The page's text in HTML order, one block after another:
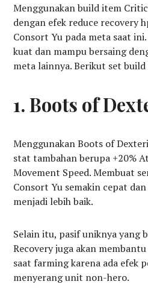
Menggunakan build item
dengan efek reduce recovery
Consort Yu pada meta saat
kuat dan mampu bersaing
meta lainnya. Berikut set
1. Boots of
Menggunakan Boots of
stat tambahan berupa +20%
Movement Speed. Membuat
Consort Yu semakin cepat
menjadi lebih baik.
Selain itu, pasif uniknya yang
Recovery juga akan
saat farming karena ada efek
menyerang unit non-hero.